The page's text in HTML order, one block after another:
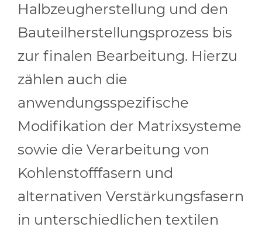
Halbzeugherstellung und den
Bauteilherstellungsprozess bis
zur finalen Bearbeitung. Hierzu
zählen auch die
anwendungsspezifische
Modifikation der Matrixsysteme
sowie die Verarbeitung von
Kohlenstofffasern und
alternativen Verstärkungsfasern
in unterschiedlichen textilen